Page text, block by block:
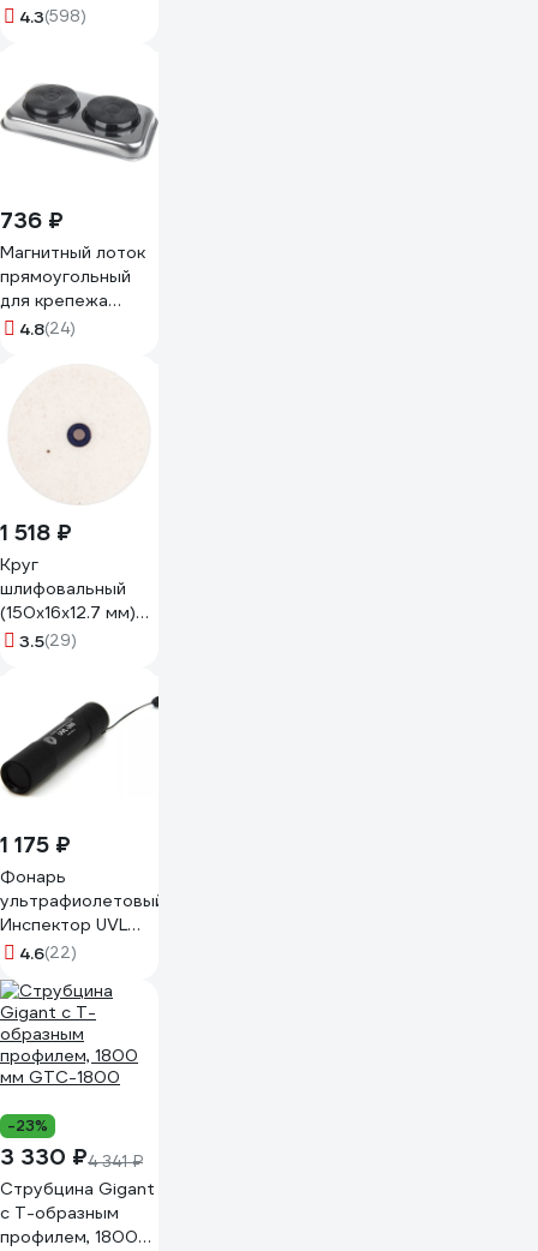
4 гн. 50 м ПВС
00012294
4.3(598)
736 ₽
Магнитный лоток
прямоугольный
для крепежа
Arnezi 136x237 мм
4.8(24)
1 518 ₽
Круг
шлифовальный
(150х16х12.7 мм)
Без бренда 73478
3.5(29)
1 175 ₽
Фонарь
ультрафиолетовый
Инспектор UVL
3654.6(22)
-23%
3 330 ₽4 341 ₽
Струбцина Gigant
с Т-образным
профилем, 1800